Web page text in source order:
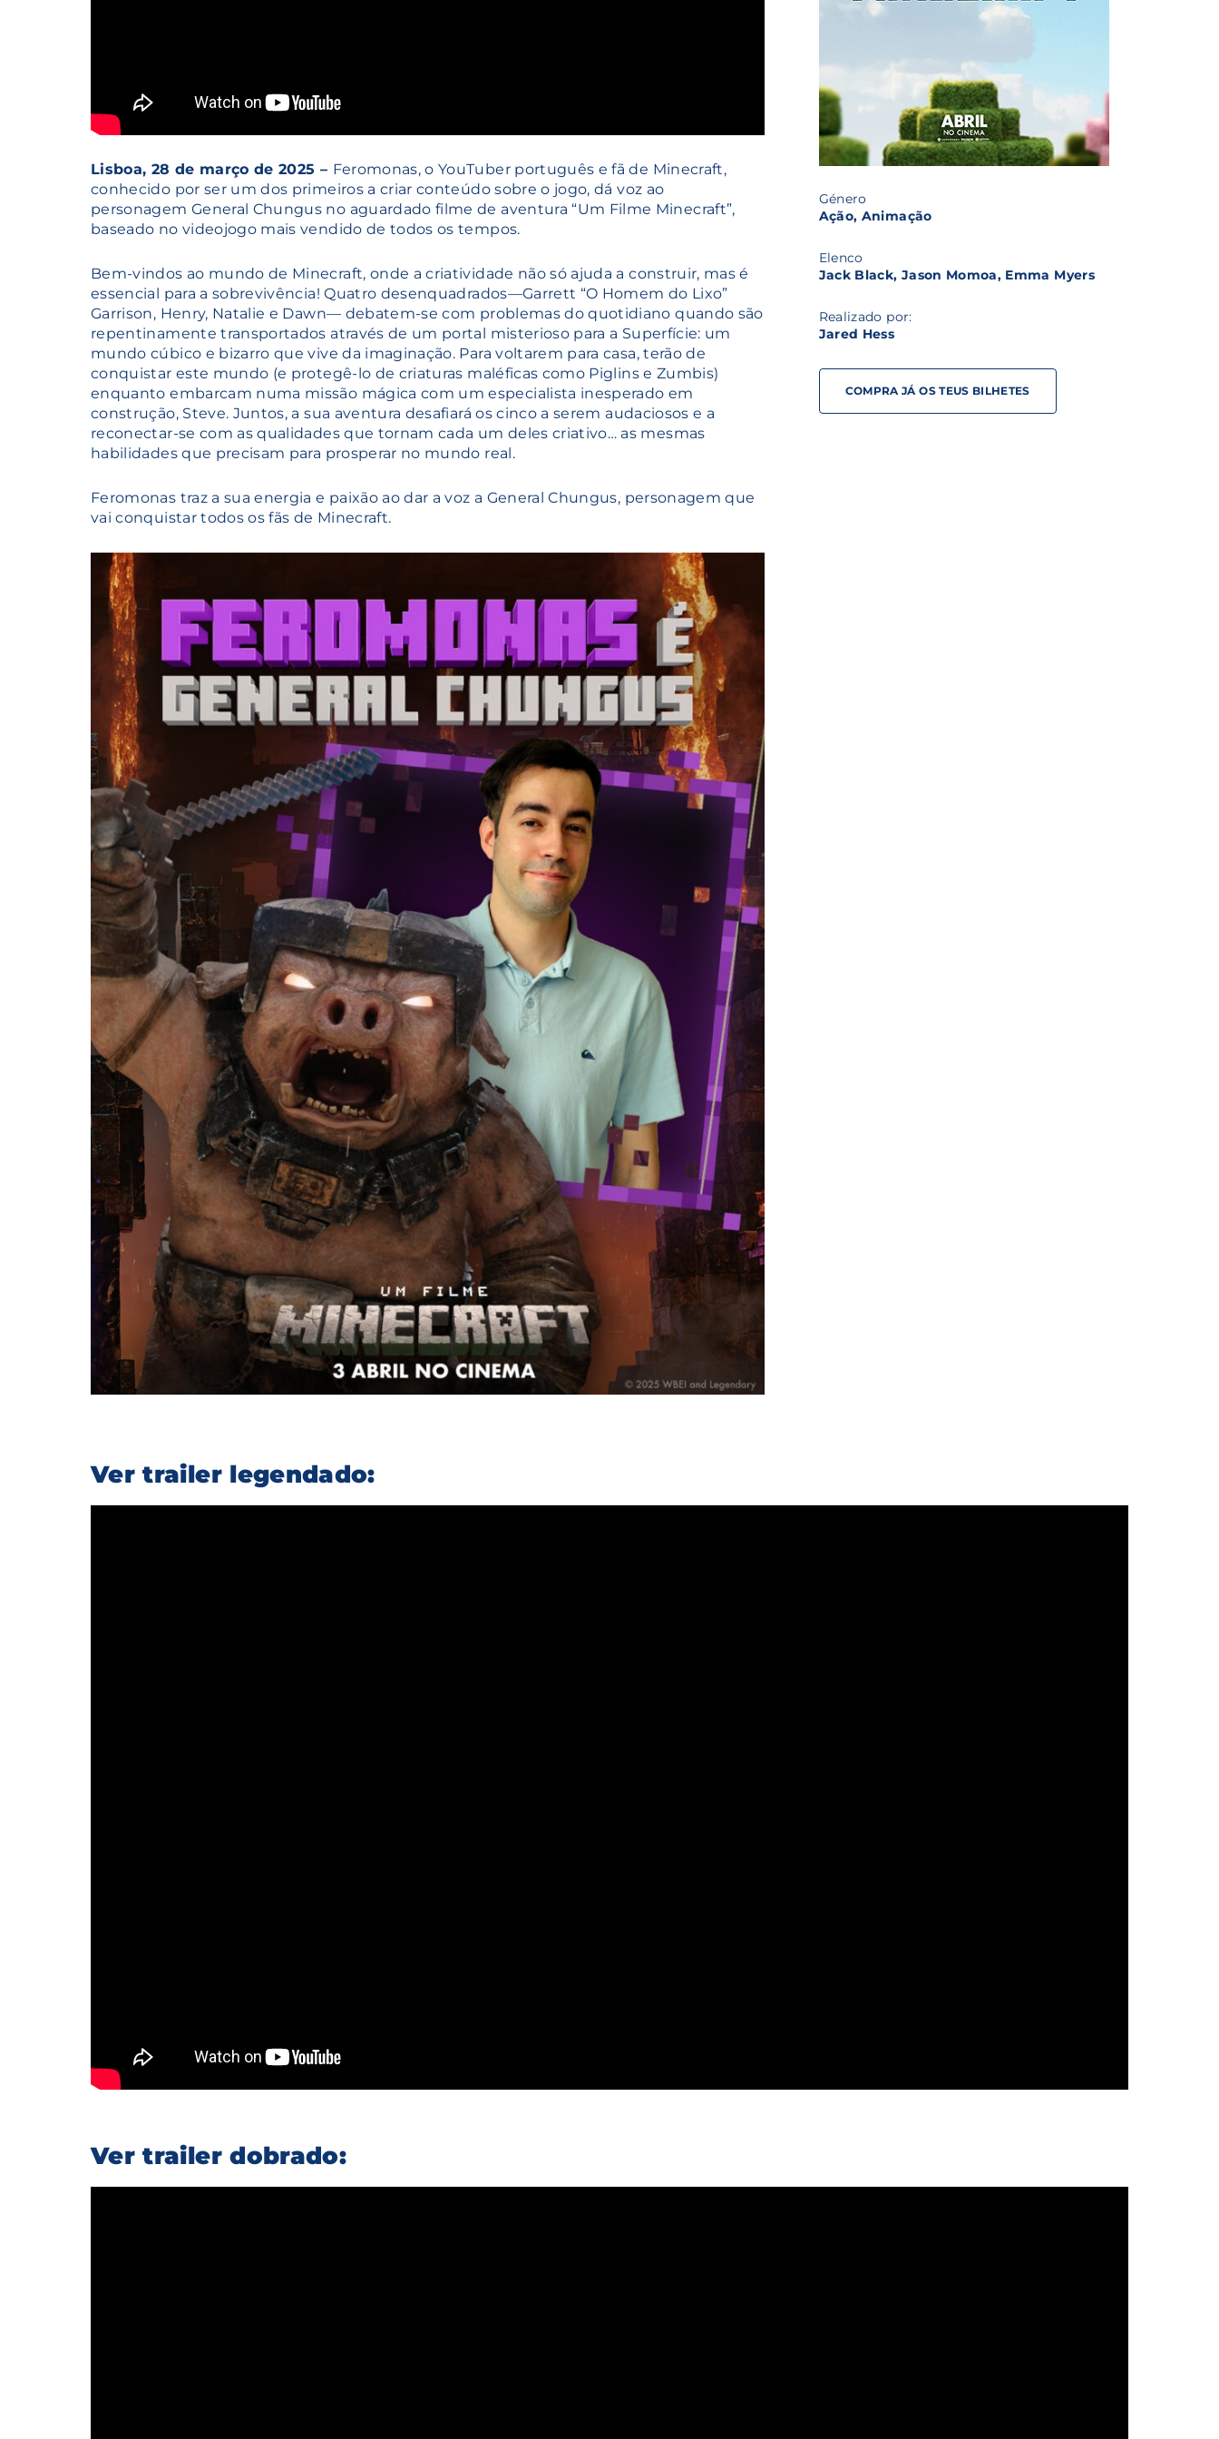
Lisboa, 28 de março de 2025 – Feromonas, o YouTuber português e fã de Minecraft,
conhecido por ser um dos primeiros a criar conteúdo sobre o jogo, dá voz ao
personagem General Chungus no aguardado filme de aventura “Um Filme Minecraft”,
baseado no videojogo mais vendido de todos os tempos.
Bem-vindos ao mundo de Minecraft, onde a criatividade não só ajuda a construir, mas é
essencial para a sobrevivência! Quatro desenquadrados—Garrett “O Homem do Lixo”
Garrison, Henry, Natalie e Dawn— debatem-se com problemas do quotidiano quando são
repentinamente transportados através de um portal misterioso para a Superfície: um
mundo cúbico e bizarro que vive da imaginação. Para voltarem para casa, terão de
conquistar este mundo (e protegê-lo de criaturas maléficas como Piglins e Zumbis)
enquanto embarcam numa missão mágica com um especialista inesperado em
construção, Steve. Juntos, a sua aventura desafiará os cinco a serem audaciosos e a
reconectar-se com as qualidades que tornam cada um deles criativo… as mesmas
habilidades que precisam para prosperar no mundo real.
Feromonas traz a sua energia e paixão ao dar a voz a General Chungus, personagem que
vai conquistar todos os fãs de Minecraft.
Género
Ação, Animação
Elenco
Jack Black, Jason Momoa, Emma Myers
Realizado por:
Jared Hess
COMPRA JÁ OS TEUS BILHETES
Ver trailer legendado:
Ver trailer dobrado: